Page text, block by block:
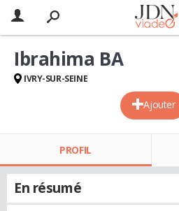
Ajouter
Ibrahima BA
IVRY-SUR-SEINE
PROFIL
En résumé